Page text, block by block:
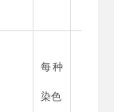
每种
染色